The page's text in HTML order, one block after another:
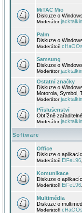
MiTAC Mio
Diskuze o
Moderátor
Palm
Diskuze o
Moderátoři cHaOOs
Samsung
Diskuze o
Moderátor
Ostatní značky
Diskuze o
Motorola, Symbol,
Moderátor
Příslušenství
Obtížně
Moderátor
Software
Office
Diskuze o
Moderátoři EiFeL96
Komunikace
Diskuze o
Moderátoři EiFeL96
Multimédia
Diskuze o
Moderátoři cHaOOs